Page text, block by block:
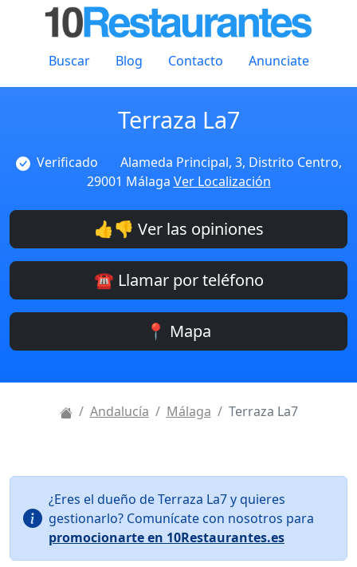
Buscar Blog Contacto Anunciate
Terraza La7
Verificado
Alameda Principal, 3, Distrito Centro,
29001 Málaga Ver Localización
👍👎 Ver las opiniones
☎️ Llamar por teléfono
📍 Mapa
Andalucía Málaga Terraza La7
¿Eres el dueño de Terraza La7 y quieres
gestionarlo? Comunícate con nosotros para
promocionarte en 10Restaurantes.es